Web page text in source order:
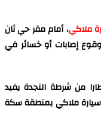
ملاكي، أمام مقر حي ثان
إصابات أو خسائر في
من شرطة النجدة يفيد
ملاكي بمنطقة سكة